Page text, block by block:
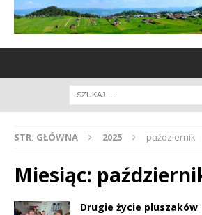
STR. GŁÓWNA 2025 październik
Miesiąc:
Drugie życie pluszaków